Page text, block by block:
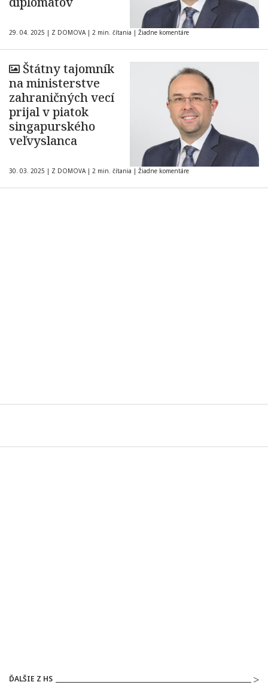
29. 04. 2025 | Z DOMOVA | 2 min. čítania | Žiadne komentáre
Štátny tajomník
na ministerstve
zahraničných vecí
prijal v piatok
singapurského
veľvyslanca
30. 03. 2025 | Z DOMOVA | 2 min. čítania | Žiadne komentáre
ĎALŠIE Z HS